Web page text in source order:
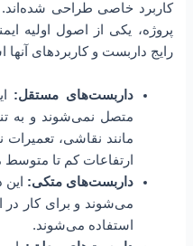
کاربرد خاصی طراحی
پروژه، یکی از اصول اولیه
رایج داربست و کاربردهای آنها
داربست‌های مستقل:
متصل نمی‌شوند و به
مانند نقاشی،
ارتفاعات کم تا
داربست‌های متکی:
می‌شوند و برای کار در
استفاده می‌شوند.